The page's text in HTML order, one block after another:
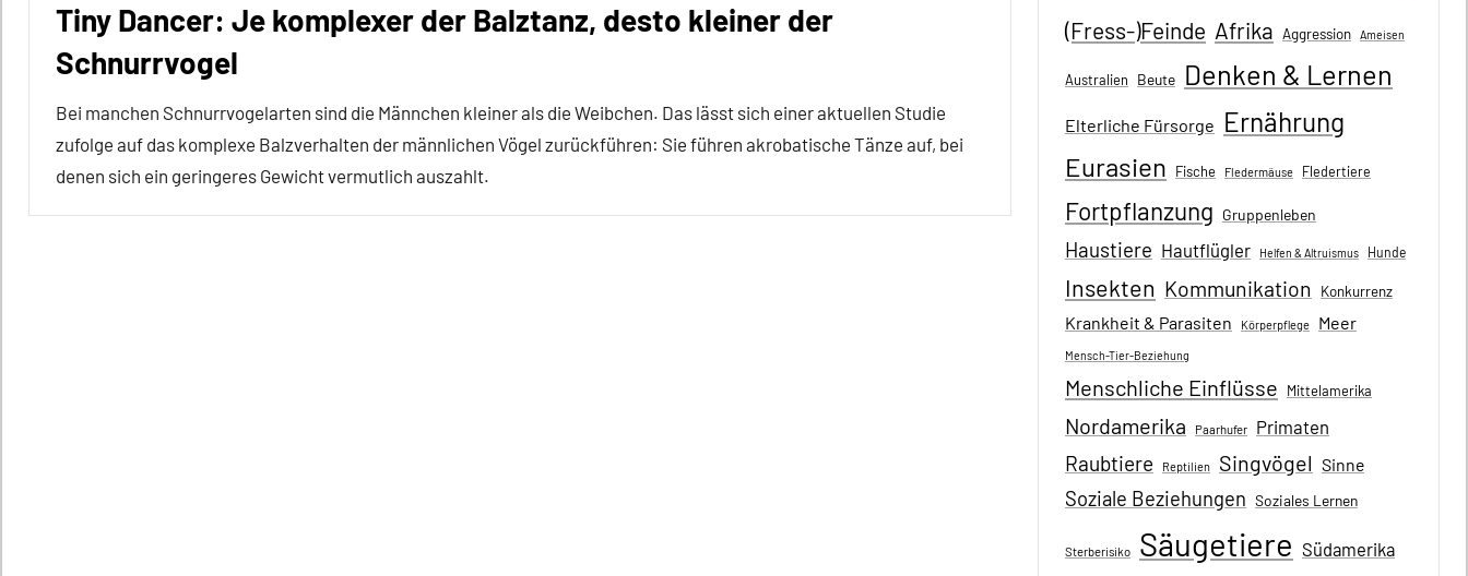
Tiny Dancer: Je komplexer der Balztanz, desto kleiner der
Schnurrvogel
Bei manchen Schnurrvogelarten sind die Männchen kleiner als die Weibchen. Das lässt sich einer aktuellen Studie
zufolge auf das komplexe Balzverhalten der männlichen Vögel zurückführen: Sie führen akrobatische Tänze auf, bei
denen sich ein geringeres Gewicht vermutlich auszahlt.
(Fress-)Feinde Afrika Aggression Ameisen
Australien Beute Denken & Lernen
Elterliche Fürsorge Ernährung
Eurasien Fische Fledermäuse Fledertiere
Fortpflanzung Gruppenleben
Haustiere Hautflügler Helfen & Altruismus Hunde
Insekten Kommunikation Konkurrenz
Krankheit & Parasiten Körperpflege Meer
Mensch-Tier-Beziehung
Menschliche Einflüsse Mittelamerika
Nordamerika Paarhufer Primaten
Raubtiere Reptilien Singvögel Sinne
Soziale Beziehungen Soziales Lernen
Sterberisiko Säugetiere Südamerika